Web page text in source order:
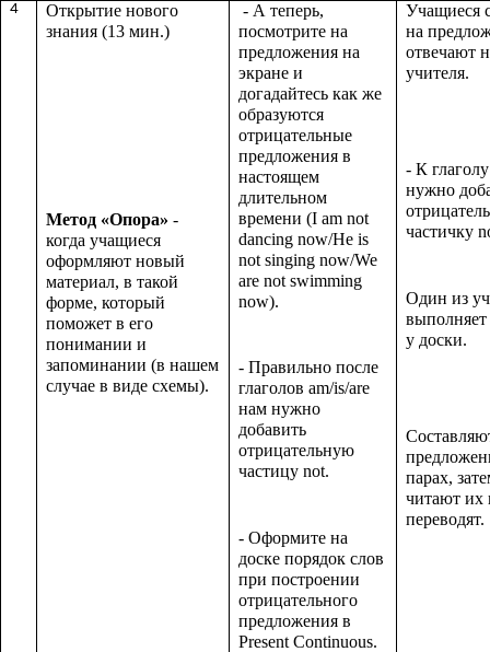
4
Открытие нового
знания (13 мин.)
Метод «Опора» -
когда учащиеся
оформляют новый
материал, в такой
форме, который
поможет в его
понимании и
запоминании (в нашем
случае в виде схемы).
- А теперь,
посмотрите на
предложения на
экране и
догадайтесь как же
образуются
отрицательные
предложения в
настоящем
длительном
времени (I am not
dancing now/He is
not singing now/We
are not swimming
now).
- Правильно после
глаголов am/is/are
нам нужно
добавить
отрицательную
частицу not.
- Оформите на
доске порядок слов
при построении
отрицательного
предложения в
Present Continuous.
Учащиеся
на
отвечают
учителя.
- К
нужно
частичку
Один из
выполняет
у доски.
парах,
читают их
переводят.